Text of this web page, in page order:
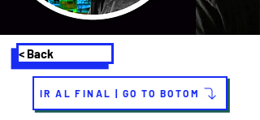
< Back
IR AL FINAL | GO TO BOTOM